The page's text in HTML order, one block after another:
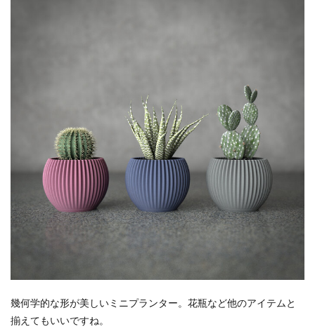
幾何学的な形が美しいミニプランター。花瓶など他のアイテムと
揃えてもいいですね。